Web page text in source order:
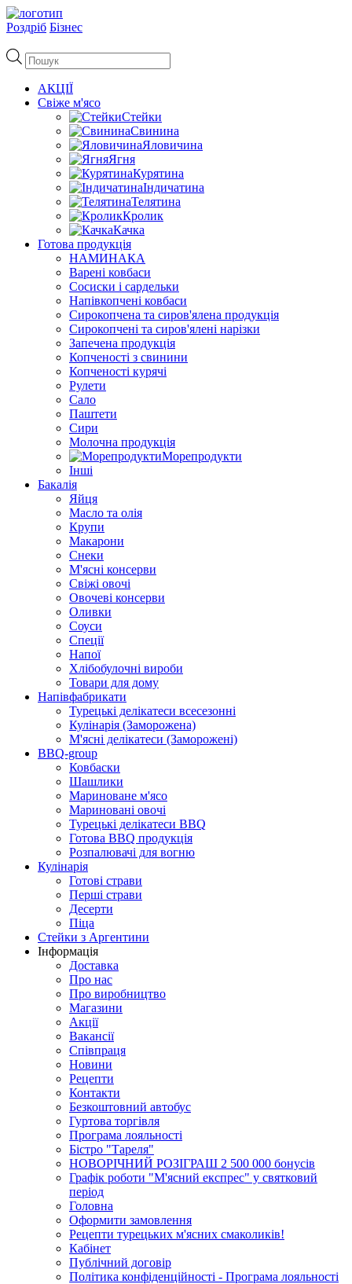
Роздріб Бізнес
Пошук
товарів
АКЦІЇ
Свіже м'ясо
Стейки
Свинина
Яловичина
Ягня
Курятина
Індичатина
Телятина
Кролик
Качка
Готова продукція
НАМИНАКА
Варені ковбаси
Сосиски і сардельки
Напівкопчені ковбаси
Сирокопчена та сиров'ялена продукція
Сирокопчені та сиров'ялені нарізки
Запечена продукція
Копченості з свинини
Копченості курячі
Рулети
Сало
Паштети
Сири
Молочна продукція
Морепродукти
Інші
Бакалія
Яйця
Масло та олія
Крупи
Макарони
Снеки
М'ясні консерви
Свіжі овочі
Овочеві консерви
Оливки
Соуси
Спеції
Напої
Хлібобулочні вироби
Товари для дому
Напівфабрикати
Турецькі делікатеси всесезонні
Кулінарія (Заморожена)
М'ясні делікатеси (Заморожені)
BBQ-group
Ковбаски
Шашлики
Мариноване м'ясо
Мариновані овочі
Турецькі делікатеси BBQ
Готова BBQ продукція
Розпалювачі для вогню
Кулінарія
Готові страви
Перші страви
Десерти
Піца
Стейки з Аргентини
Інформація
Доставка
Про нас
Про виробництво
Магазини
Акції
Вакансії
Співпраця
Новини
Рецепти
Контакти
Безкоштовний автобус
Гуртова торгівля
Програма лояльності
Бістро "Тареля"
НОВОРІЧНИЙ РОЗІГРАШ 2 500 000 бонусів
Графік роботи "М'ясний експрес" у святковий
період
Головна
Оформити замовлення
Рецепти турецьких м'ясних смаколиків!
Кабінет
Публічний договір
Політика конфіденційності - Програма лояльності